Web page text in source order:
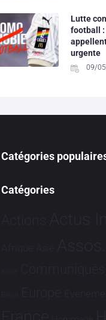
Lutte
football
urgente
09/
Catégories
Catégories
Actions Actus
Afrique Asie
Brève Communiqués
Brésil Europe